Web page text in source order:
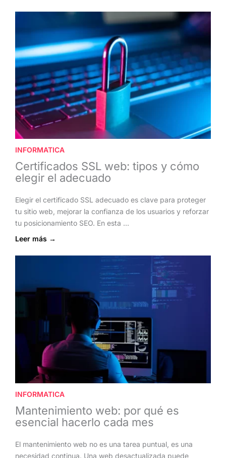
INFORMATICA
Certificados SSL web: tipos y cómo
elegir el adecuado
Elegir el certificado SSL adecuado es clave para proteger
tu sitio web, mejorar la confianza de los usuarios y reforzar
tu posicionamiento SEO. En esta ...
Leer más →
INFORMATICA
Mantenimiento web: por qué es
esencial hacerlo cada mes
El mantenimiento web no es una tarea puntual, es una
necesidad continua. Una web desactualizada puede